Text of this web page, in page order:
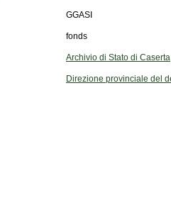
GGASI
fonds
Archivio di Stato di Caserta
Direzione provinciale del